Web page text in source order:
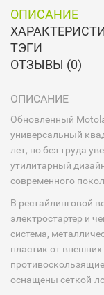
ОПИСАНИЕ
ТЭГИ
ОТЗЫВЫ (0)
ОПИСАНИЕ
Обновленный
универсальный
лет, но без труда
утилитарный
современного
В рестайлинговой
электростартер и
система,
пластик от
оснащены сеткой-